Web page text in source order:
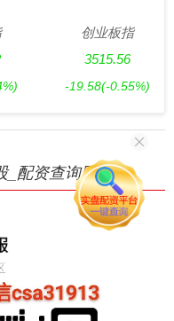
创业板指
3515.56
-19.58(-0.55%)
_配资查询网站